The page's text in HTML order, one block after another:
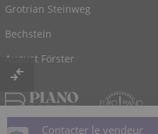
Grotrian Steinweg
Bechstein
August Förster